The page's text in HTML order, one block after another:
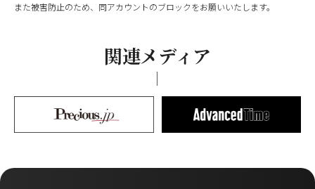
また被害防止のため、同アカウントのブロックをお願いいたします。
関連メディア